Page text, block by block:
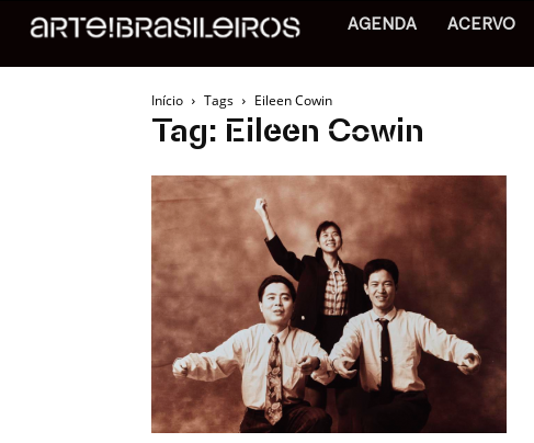
AGENDA ACERVO
Início Tags Eileen Cowin
Tag: Eileen Cowin